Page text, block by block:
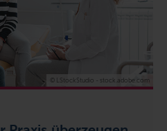
© LStockStudio - stock.adobe.com